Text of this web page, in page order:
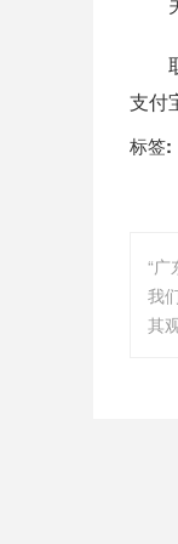
取
支付
标签:
“
其